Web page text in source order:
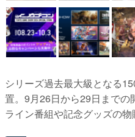
シリーズ過去最大級となる
置。9月26日から29日まで
ライン番組や記念グッズの